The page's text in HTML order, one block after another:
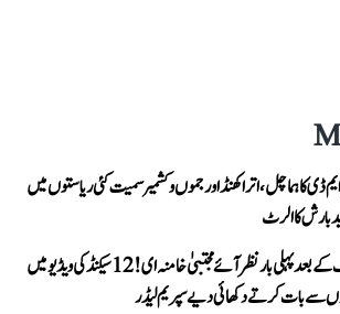
ڈی کا ہماچل، اتراکھنڈ اور جموں و کشمیر سمیت کئی ریاستوں میں
بارش کا الرٹ
جنگ کے بعد پہلی بار نظر آئے مجتبیٰ خامنہ ای! 12 سیکنڈ کی ویڈیو میں
سے بات کرتے دکھائی دیے سپریم لیڈر